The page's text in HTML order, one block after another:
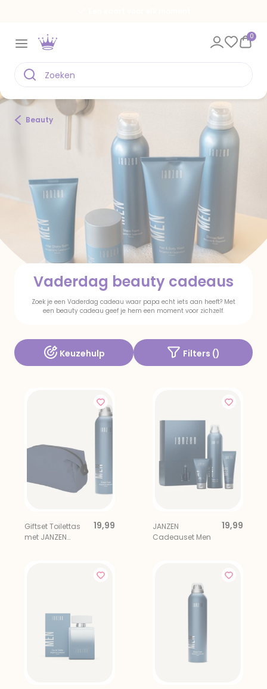
0
Beauty
Vaderdag beauty cadeaus
Zoek je een Vaderdag cadeau waar papa echt iets aan heeft? Met
een beauty cadeau geef je hem een moment voor zichzelf.
Keuzehulp Filters ()
Giftset Toilettas
met JANZEN
19,99
JANZEN
Cadeauset Men
19,99